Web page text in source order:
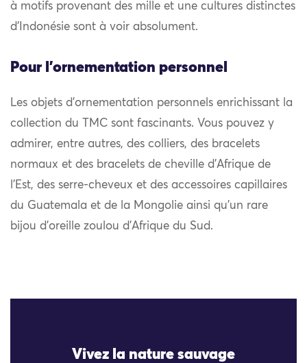
à motifs provenant des mille et une cultures distinctes
d’Indonésie sont à voir absolument.
Pour l'ornementation personnel
Les objets d’ornementation personnels enrichissant la
collection du TMC sont fascinants. Vous pouvez y
admirer, entre autres, des colliers, des bracelets
normaux et des bracelets de cheville d’Afrique de
l’Est, des serre-cheveux et des accessoires capillaires
du Guatemala et de la Mongolie ainsi qu’un rare
bijou d’oreille zoulou d’Afrique du Sud.
Vivez la nature sauvage